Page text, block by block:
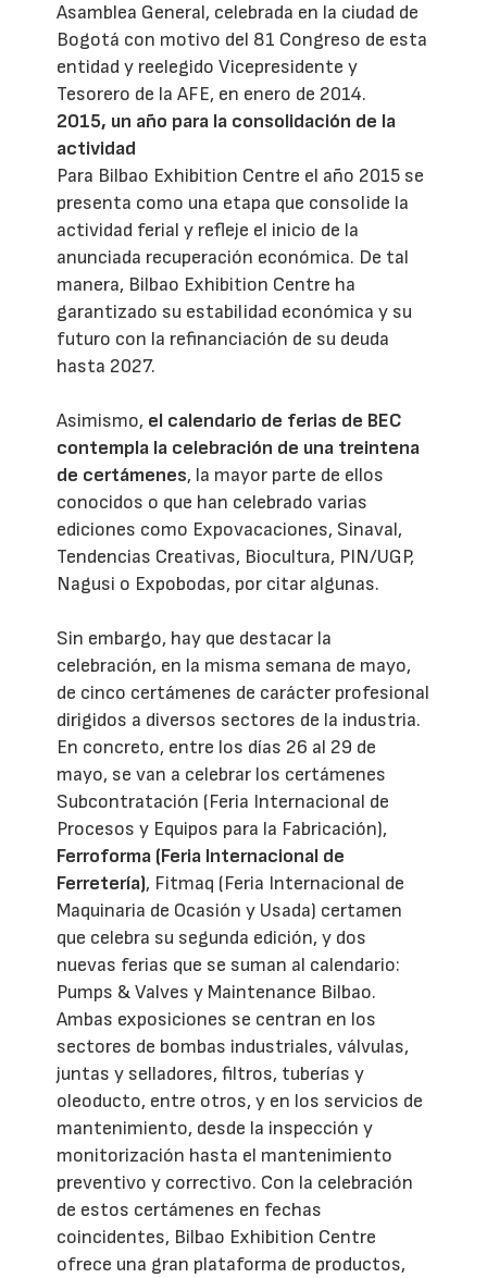
Asamblea General, celebrada en la ciudad de
Bogotá con motivo del 81 Congreso de esta
entidad y reelegido Vicepresidente y
Tesorero de la AFE, en enero de 2014.
2015, un año para la consolidación de la
actividad
Para Bilbao Exhibition Centre el año 2015 se
presenta como una etapa que consolide la
actividad ferial y refleje el inicio de la
anunciada recuperación económica. De tal
manera, Bilbao Exhibition Centre ha
garantizado su estabilidad económica y su
futuro con la refinanciación de su deuda
hasta 2027.
Asimismo, el calendario de ferias de BEC
contempla la celebración de una treintena
de certámenes, la mayor parte de ellos
conocidos o que han celebrado varias
ediciones como Expovacaciones, Sinaval,
Tendencias Creativas, Biocultura, PIN/UGP,
Nagusi o Expobodas, por citar algunas.
Sin embargo, hay que destacar la
celebración, en la misma semana de mayo,
de cinco certámenes de carácter profesional
dirigidos a diversos sectores de la industria.
En concreto, entre los días 26 al 29 de
mayo, se van a celebrar los certámenes
Subcontratación (Feria Internacional de
Procesos y Equipos para la Fabricación),
Ferroforma (Feria Internacional de
Ferretería), Fitmaq (Feria Internacional de
Maquinaria de Ocasión y Usada) certamen
que celebra su segunda edición, y dos
nuevas ferias que se suman al calendario:
Pumps & Valves y Maintenance Bilbao.
Ambas exposiciones se centran en los
sectores de bombas industriales, válvulas,
juntas y selladores, filtros, tuberías y
oleoducto, entre otros, y en los servicios de
mantenimiento, desde la inspección y
monitorización hasta el mantenimiento
preventivo y correctivo. Con la celebración
de estos certámenes en fechas
coincidentes, Bilbao Exhibition Centre
ofrece una gran plataforma de productos,